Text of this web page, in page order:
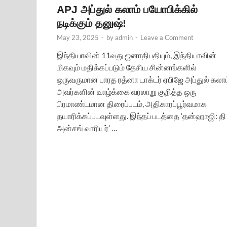
APJ அப்துல் கலாம் பயோபிக்கில்
நடிக்கும் தனுஷ்!
May 23, 2025 - byadmin - Leave a Comment
இந்தியாவின் 11வது ஜனாதிபதியும், இந்தியாவின்
மிகவும் மதிக்கப்படும் தேசிய சின்னங்களில்
ஒருவருமான பாரத ரத்னா டாக்டர் ஏபிஜே அப்துல்
அவர்களின் வாழ்க்கை வரலாறு குறித்த ஒரு
பிரமாண்டமான திரைப்படம், அதிகாரப்பூர்வமாக
தயாரிக்கப்படவுள்ளது. இந்தப் படத்தை ‘தன்ஹாஜி: தி
அன்சங் வாரியர்’ …